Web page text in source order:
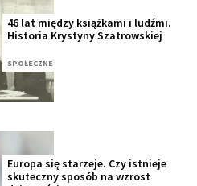
46 lat między książkami i ludźmi.
Historia Krystyny Szatrowskiej
SPOŁECZNE
Europa się starzeje. Czy istnieje
skuteczny sposób na wzrost